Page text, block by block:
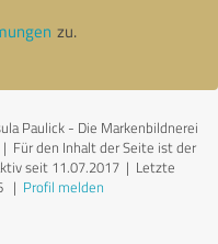
zu.
Paulick - Die Markenbildnerei
Für den Inhalt der Seite ist der
seit 11.07.2017 | Letzte
| Profil melden